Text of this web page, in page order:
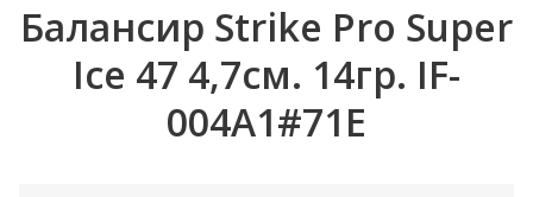
Балансир Strike Pro Super
Ice 47 4,7см. 14гр. IF-
004A1#71E